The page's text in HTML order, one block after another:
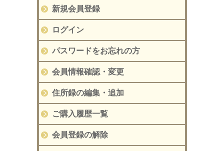
新規会員登録
ログイン
パスワードをお忘れの方
会員情報確認・変更
住所録の編集・追加
ご購入履歴一覧
会員登録の解除